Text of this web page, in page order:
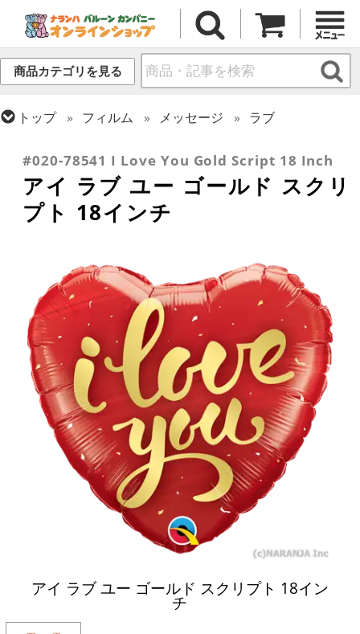
商品カテゴリを見る
トップ フィルム メッセージ
ラブ
バレンタイン
#020-78541 I Love You Gold Script 18 Inch
アイ ラブ ユー ゴールド スクリ
プト 18インチ
アイ ラブ ユー ゴールド スクリプト 18イン
チ